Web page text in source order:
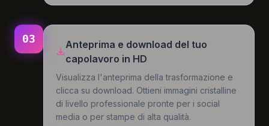
03
Anteprima e download del tuo
capolavoro in HD
Visualizza l'anteprima della trasformazione e
clicca su download. Ottieni immagini cristalline
di livello professionale pronte per i social
media o per stampe di alta qualità.